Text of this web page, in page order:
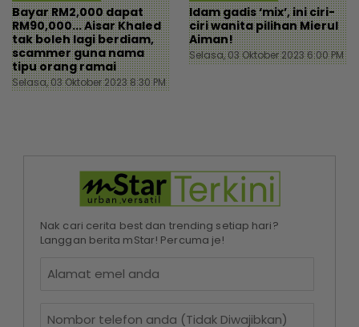
Bayar RM2,000 dapat
RM90,000... Aisar Khaled
tak boleh lagi berdiam,
scammer guna nama
tipu orang ramai
Selasa, 03 Oktober 2023 8:30 PM
Idam gadis ‘mix’, ini ciri-
ciri wanita pilihan Mierul
Aiman!
Selasa, 03 Oktober 2023 6:00 PM
Nak cari cerita best dan trending setiap hari?
Langgan berita mStar! Percuma je!